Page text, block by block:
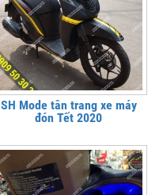
SH Mode tân trang xe máy
đón Tết 2020